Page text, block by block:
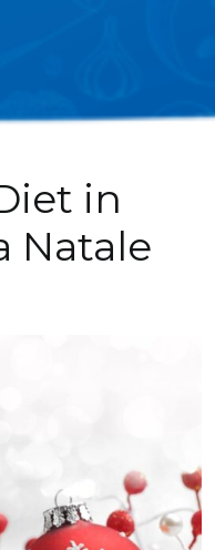
in
Natale